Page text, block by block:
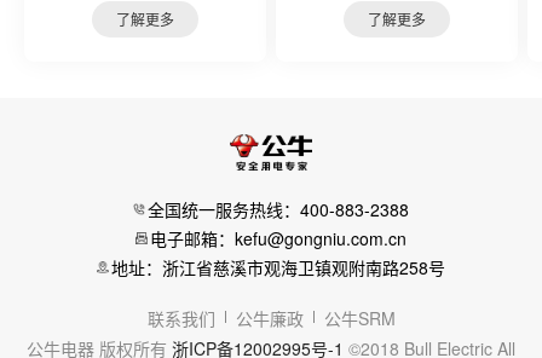
了解更多 了解更多
全国统一服务热线：400-883-2388
电子邮箱：kefu@gongniu.com.cn
地址：浙江省慈溪市观海卫镇观附南路258号
联系我们 公牛廉政
公牛SRM
公牛电器 版权所有 浙ICP备12002995号-1 ©2018 Bull Electric All